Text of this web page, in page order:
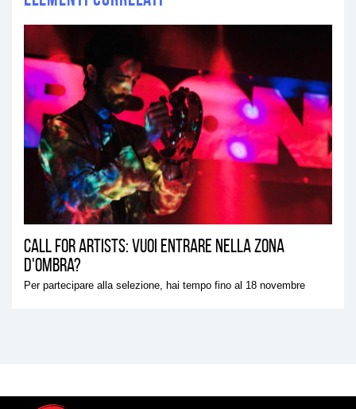
CALL FOR ARTISTS: VUOI ENTRARE NELLA ZONA
D'OMBRA?
Per partecipare alla selezione, hai tempo fino al 18 novembre